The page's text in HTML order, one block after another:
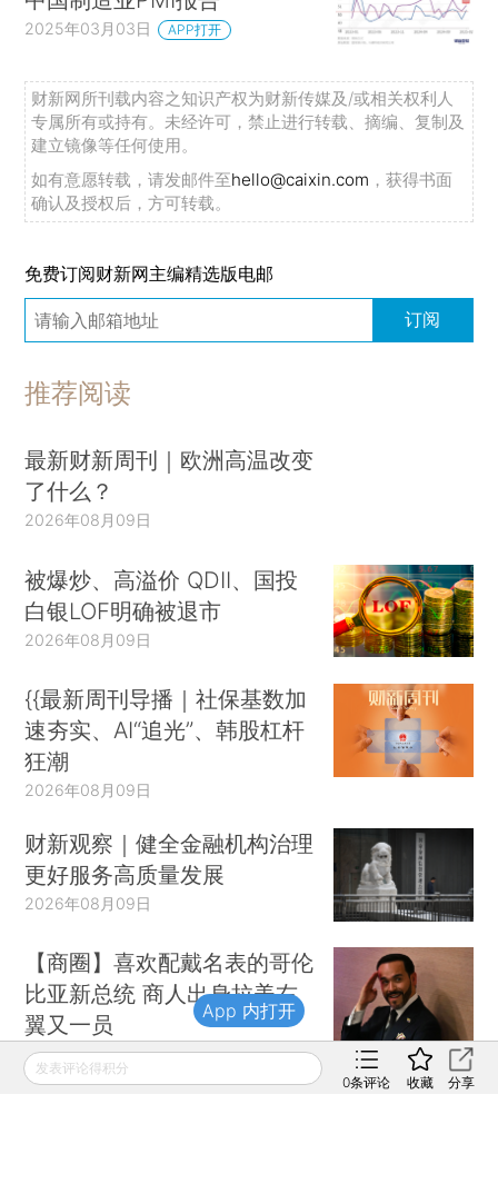
2025年03月03日 APP打开
财新网所刊载内容之知识产权为财新传媒及/或相关权利人
专属所有或持有。未经许可，禁止进行转载、摘编、复制及
建立镜像等任何使用。
如有意愿转载，请发邮件至hello@caixin.com ，获得书面
确认及授权后，方可转载。
免费订阅财新网主编精选版电邮
订阅
推荐阅读
最新财新周刊｜欧洲高温改变
了什么？
2026年08月09日
被爆炒、高溢价 QDII、国投
白银LOF明确被退市
2026年08月09日
{{最新周刊导播｜社保基数加
速夯实、AI“追光”、韩股杠杆
狂潮
2026年08月09日
财新观察｜健全金融机构治理
更好服务高质量发展
2026年08月09日
【商圈】喜欢配戴名表的哥伦
比亚新总统 商人出身拉美右
翼又一员
2026年08月09日
发表评论得积分
0条评论 收藏 分享
App 内打开